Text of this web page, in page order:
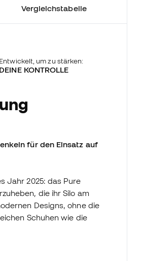
Vergleichstabelle
Entwickelt, um zu stärken:
DEINE KONTROLLE
für den Einsatz auf
Jahr 2025: das Pure
die ihr Silo am
Designs, ohne die
Schuhen wie die